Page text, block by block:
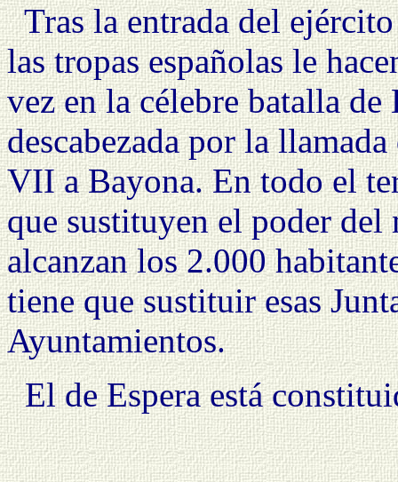
Tras la entrada del
las tropas españolas le
vez en la célebre batalla
descabezada por la
VII a Bayona. En todo el
que sustituyen el poder
alcanzan los 2.000
tiene que sustituir esas
Ayuntamientos.
El de Espera está